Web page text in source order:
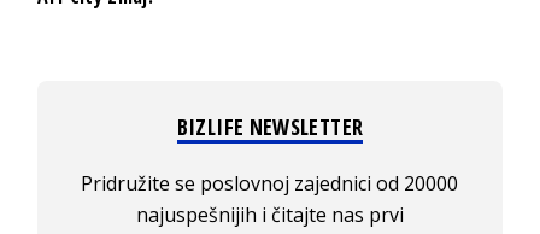
BIZLIFE NEWSLETTER
Pridružite se poslovnoj zajednici od 20000
najuspešnijih i čitajte nas prvi